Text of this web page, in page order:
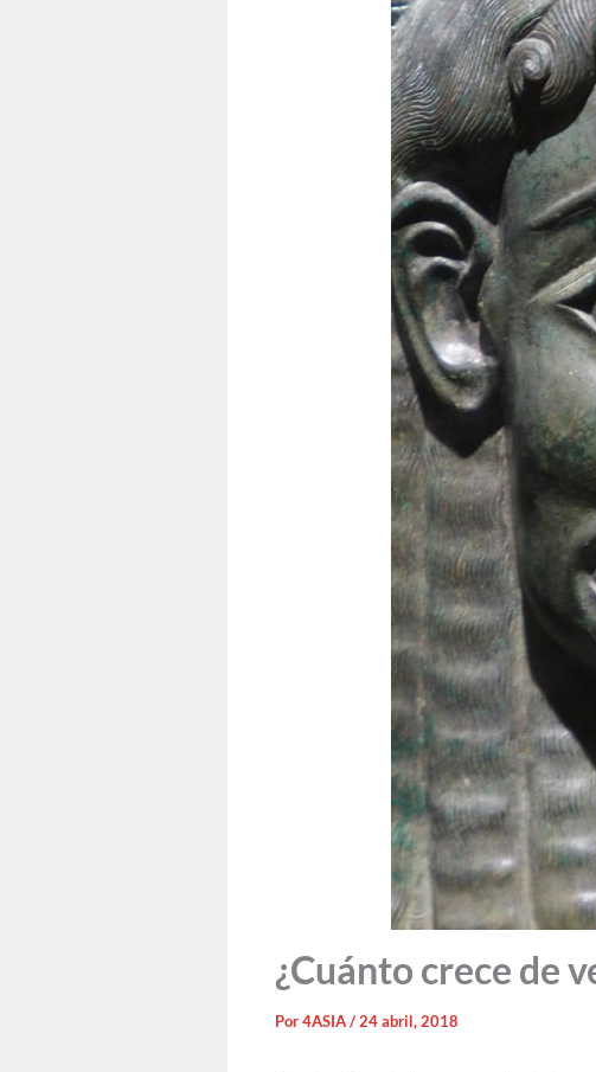
¿Cuánto crece de
Por4ASIA/24 abril, 2018